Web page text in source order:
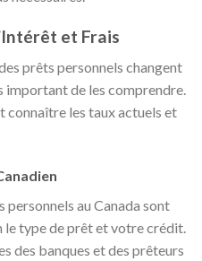
et Frais
prêts personnels changent
important de les comprendre.
connaître les taux actuels et
personnels au Canada sont
le type de prêt et votre crédit.
des banques et des prêteurs